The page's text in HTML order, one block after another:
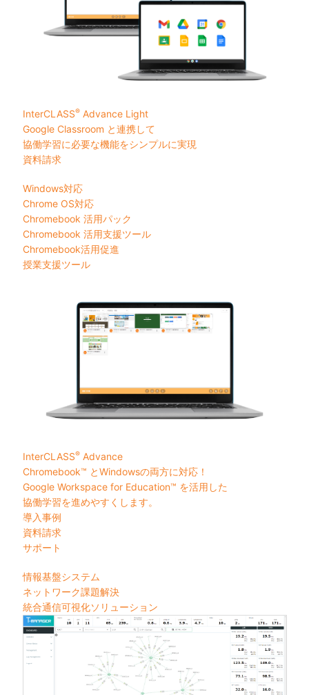
InterCLASS®︎ Advance Light
Google Classroom と連携して
協働学習に必要な機能をシンプルに実現
資料請求
Windows対応
Chrome OS対応
Chromebook 活用パック
Chromebook 活用支援ツール
Chromebook活用促進
授業支援ツール
InterCLASS®Advance
Chromebook™ とWindowsの両方に対応！
Google Workspace for Education™ を活用した
協働学習を進めやすくします。
導入事例
資料請求
サポート
情報基盤システム
ネットワーク課題解決
統合通信可視化ソリューション